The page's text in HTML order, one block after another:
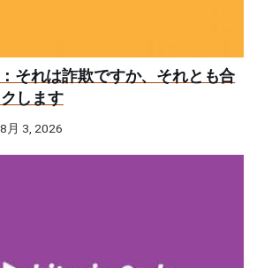
それは詐欺ですか、それとも合
します
8月 3, 2026